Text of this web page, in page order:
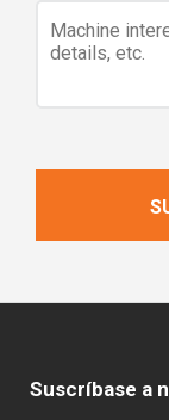
Suscríbase a